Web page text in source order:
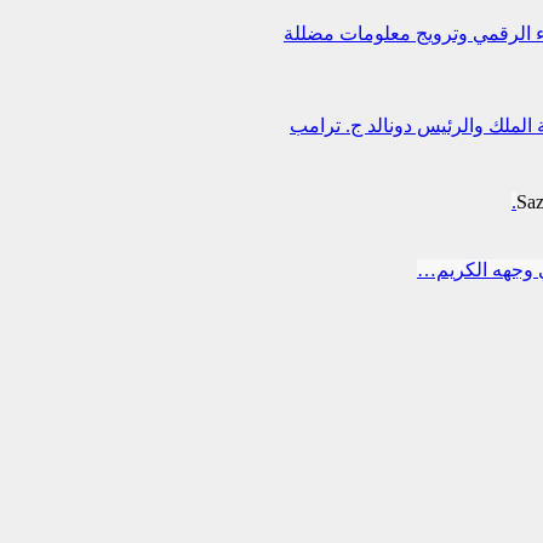
الرقمي وترويج معلومات مضللة
الملك والرئيس دونالد ج. ترامب
وجهه الكريم…